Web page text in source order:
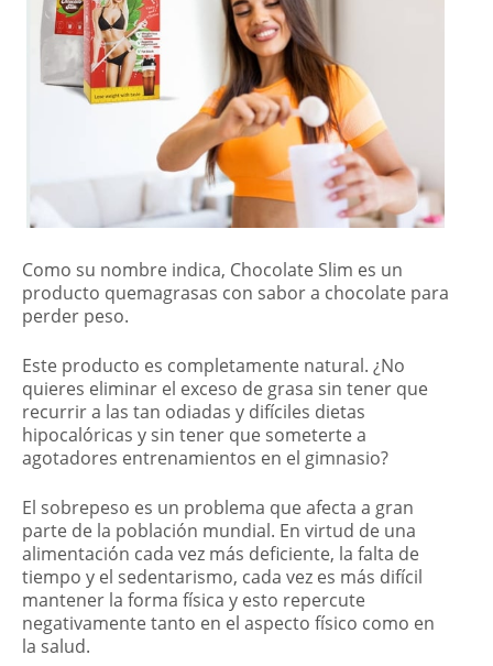
Como su nombre indica, Chocolate Slim es un
producto quemagrasas con sabor a chocolate para
perder peso.
Este producto es completamente natural. ¿No
quieres eliminar el exceso de grasa sin tener que
recurrir a las tan odiadas y difíciles dietas
hipocalóricas y sin tener que someterte a
agotadores entrenamientos en el gimnasio?
El sobrepeso es un problema que afecta a gran
parte de la población mundial. En virtud de una
alimentación cada vez más deficiente, la falta de
tiempo y el sedentarismo, cada vez es más difícil
mantener la forma física y esto repercute
negativamente tanto en el aspecto físico como en
la salud.